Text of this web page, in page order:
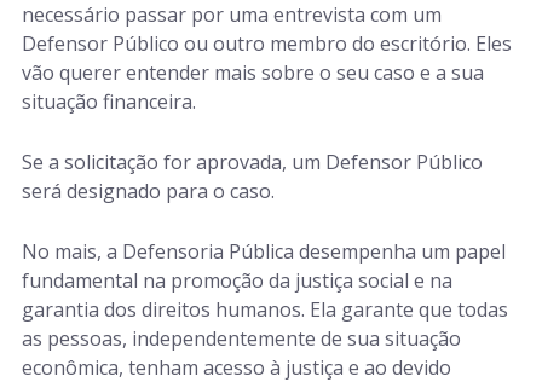
necessário passar por uma entrevista com um
Defensor Público ou outro membro do escritório. Eles
vão querer entender mais sobre o seu caso e a sua
situação financeira.
Se a solicitação for aprovada, um Defensor Público
será designado para o caso.
No mais, a Defensoria Pública desempenha um papel
fundamental na promoção da justiça social e na
garantia dos direitos humanos. Ela garante que todas
as pessoas, independentemente de sua situação
econômica, tenham acesso à justiça e ao devido